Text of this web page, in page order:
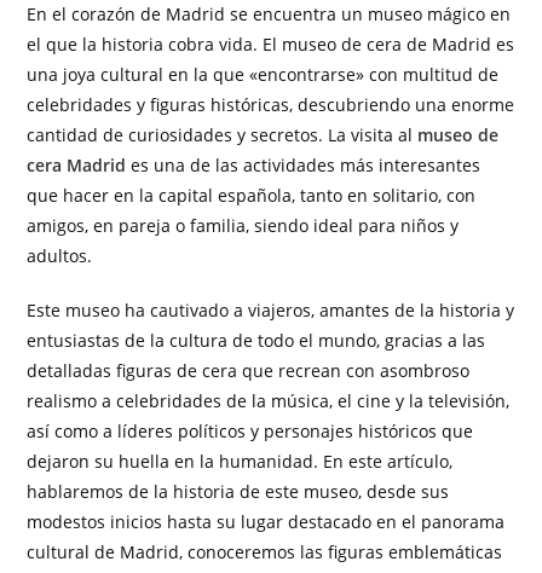
En el corazón de Madrid se encuentra un museo mágico en
el que la historia cobra vida. El museo de cera de Madrid es
una joya cultural en la que «encontrarse» con multitud de
celebridades y figuras históricas, descubriendo una enorme
cantidad de curiosidades y secretos. La visita al museo de
cera Madrid es una de las actividades más interesantes
que hacer en la capital española, tanto en solitario, con
amigos, en pareja o familia, siendo ideal para niños y
adultos.
Este museo ha cautivado a viajeros, amantes de la historia y
entusiastas de la cultura de todo el mundo, gracias a las
detalladas figuras de cera que recrean con asombroso
realismo a celebridades de la música, el cine y la televisión,
así como a líderes políticos y personajes históricos que
dejaron su huella en la humanidad. En este artículo,
hablaremos de la historia de este museo, desde sus
modestos inicios hasta su lugar destacado en el panorama
cultural de Madrid, conoceremos las figuras emblemáticas